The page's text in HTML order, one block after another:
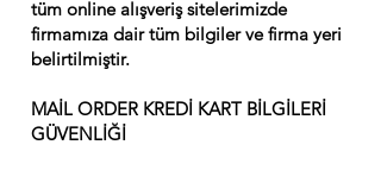
tüm online alışveriş sitelerimizde
firmamıza dair tüm bilgiler ve firma yeri
belirtilmiştir.
MAİL ORDER KREDİ KART BİLGİLERİ
GÜVENLİĞİ